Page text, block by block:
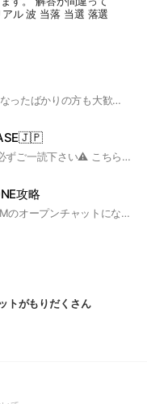
しません。 IVE シリアル 波 当落 当選 落選
IZ*ONEが好きな方(今日､好きになったばかりの方も大歓迎)WIZ*ONEのみんなで楽しくゆっくりとIZ*ONEの結成当初から最新の事までいろいろお話ししたり情報共有しましょう。何処よりも凄く話し安いルームです。遠慮なく気軽に会話に参加出来ます！(気軽に話しかけてきてくれますし会話中の割り込みでも快く向かい入れてもくれます)なので溶け込み安く直ぐに仲良くなれます😊現在ではIVE、LESSERAFIM、SAYMYNAMEなどソロメンバーや他のKPOPグループや雑談も交えながらのお話しも大丈夫です😆👌オプチャ初心者の方大歓迎です！まずは気軽に一度覗きに来て下さいね！来てもらえれば何処よりも良いオプチャだと分かります😆 たくさんお話し希望の方は 積極的に話しかけて下さい､その時は直ぐに反応します！☺#IZONE #izone #WIZONE #wizone #アイズワン #ウィズワン#アイブ#IVE #LESSERAFIM#ルセラフィム#SAYMYNAME #セイマイネーム
⚠️入室後は📓大事なノート📓を必ずご一読下さい⚠️ こちらはZEROBASEONE キムギュビン日本ファンベースOCです🐶 主に投票に関する情報交換や意見交換を行います。
攻略
女性K-POPグループLE SSERAFIMのオープンチャットになります。 IZ*ONEを卒業したサクラとチェウォンのオープンチャットを統合して新たなチャットを立ち上げました。 LE SSERAFIMの活動状況や画像の共有などをして楽しく活動できればと思っています。 参加お待ちしています♪ #K-POP #SOURCE MUSIC #HYBE #サクラ #キム・チェウォン #ホ・ユンジン #カズハ #ホン・ウンチェ #ルセラピム #ルセラフィム #レセラフィム #LE SSERAFIM #LESSERAFIM #HKT48 #IZ*ONE #宮脇咲良 PRODUCE48 #中村一葉
トがもりだくさん